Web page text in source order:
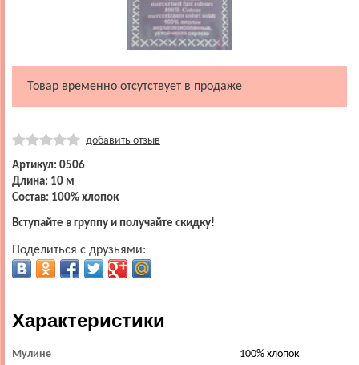
Товар временно отсутствует в продаже
добавить отзыв
Артикул: 0506
Длина: 10 м
Состав: 100% хлопок
Вступайте в группу и получайте скидку!
Поделиться с друзьями:
Характеристики
Мулине 100% хлопок